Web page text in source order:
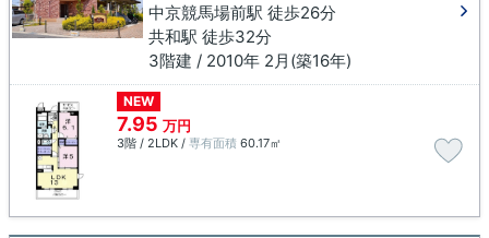
中京競馬場前駅 徒歩26分
共和駅 徒歩32分
3階建 / 2010年 2月(築16年)
NEW
7.95 万円
3階 / 2LDK / 専有面積 60.17㎡